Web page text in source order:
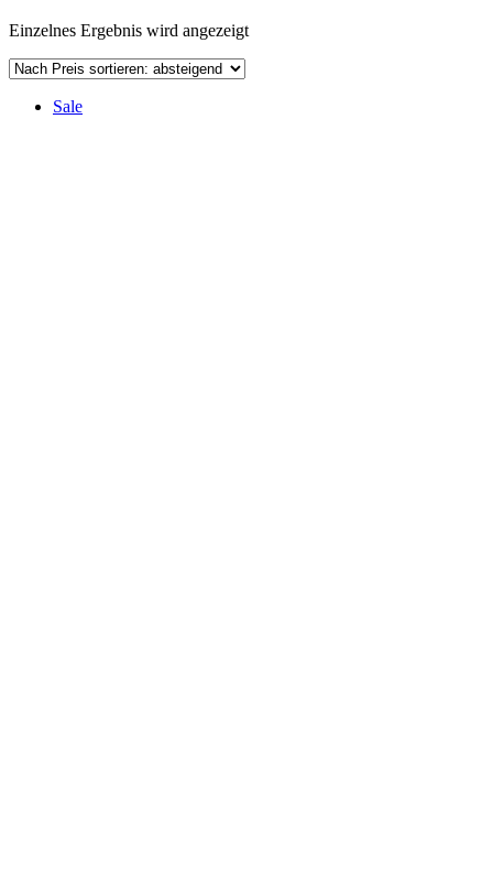
Einzelnes Ergebnis wird angezeigt
Sale